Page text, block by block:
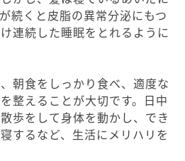
続くと皮脂の異常分泌にもつ
連続した睡眠をとれるように
朝食をしっかり食べ、適度な
整えることが大切です。日中
歩をして身体を動かし、でき
するなど、生活にメリハリを